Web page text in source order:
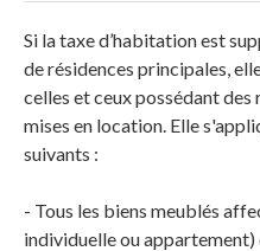
Si la taxe d’habitation est
de résidences principales,
celles et ceux possédant des
mises en location. Elle
suivants :
- Tous les biens meublés
individuelle ou